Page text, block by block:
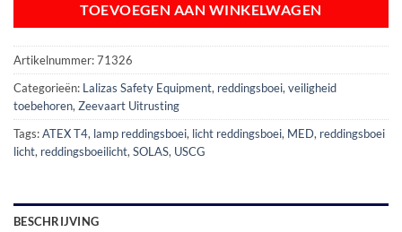
TOEVOEGEN AAN WINKELWAGEN
Artikelnummer:71326
Categorieën: Lalizas Safety Equipment, reddingsboei,veiligheid
toebehoren,Zeevaart Uitrusting
Tags:ATEX T4, lamp reddingsboei, licht reddingsboei, MED, reddingsboei
licht, reddingsboeilicht,SOLAS, USCG
BESCHRIJVING